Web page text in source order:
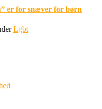
er for snæver for børn
Lgbt